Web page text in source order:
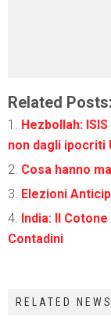
Related Posts:
Hezbollah:
non dagli ipocriti
Cosa hanno
Elezioni
India: Il
Contadini
RELATED NEWS